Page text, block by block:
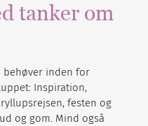
tanker om
behøver inden for
Inspiration,
festen og
og gom. Mind også